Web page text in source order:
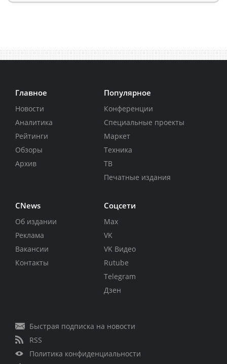
Главное
Новости
Аналитика
Рейтинги
Обзоры
Архив
Популярное
Конференции
Специальные проекты
Маркет
Техника
ТВ
Печатные издания
CNews
Об издании
Реклама
Вакансии
Контакты
Соцсети
Max
VK
VK Видео
Rutube
Telegram
Дзен
Быстрая подписка на новости
RSS
Политика конфиденциальности